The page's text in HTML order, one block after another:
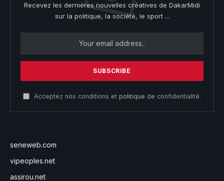
Recevez les dernières nouvelles créatives de DakarMidi
sur la politique, la société, le sport ...
Acceptez nos conditions et politique de confidentialité.
seneweb.com
vipeoples.net
assirou.net